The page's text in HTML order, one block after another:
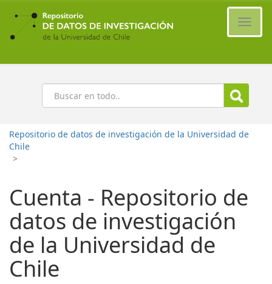
Ir
contenido
principal
Buscar
Repositorio de datos de investigación de la Universidad de
Chile
>
Cuenta - Repositorio de
datos de investigación
de la Universidad de
Chile